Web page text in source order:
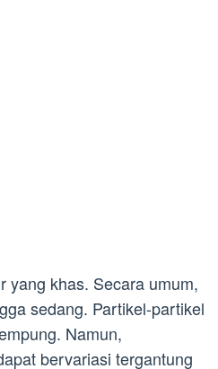
yang khas. Secara umum,
sedang. Partikel-partikel
Namun,
bervariasi tergantung